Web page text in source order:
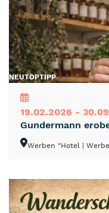
NEUTOPTIPP
19.02.2026 -
Gundermann
Werben "Hotel |